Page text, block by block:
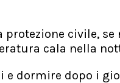
civile, se
cala nella
e dormire dopo i